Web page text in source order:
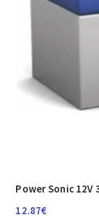
Power Sonic 12V
12.87€